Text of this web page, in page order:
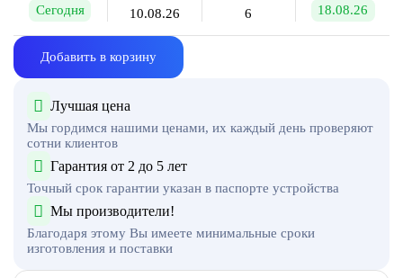
Сегодня 10.08.26 6 18.08.26
Добавить в корзину
Лучшая цена
Мы гордимся нашими ценами, их каждый день проверяют
сотни клиентов
Гарантия от 2 до 5 лет
Точный срок гарантии указан в паспорте устройства
Мы производители!
Благодаря этому Вы имеете минимальные сроки
изготовления и поставки